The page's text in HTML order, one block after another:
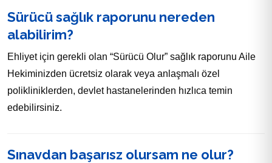
Sürücü sağlık raporunu nereden
alabilirim?
Ehliyet için gerekli olan “Sürücü Olur” sağlık raporunu Aile
Hekiminizden ücretsiz olarak veya anlaşmalı özel
polikliniklerden, devlet hastanelerinden hızlıca temin
edebilirsiniz.
Sınavdan başarısz olursam ne olur?